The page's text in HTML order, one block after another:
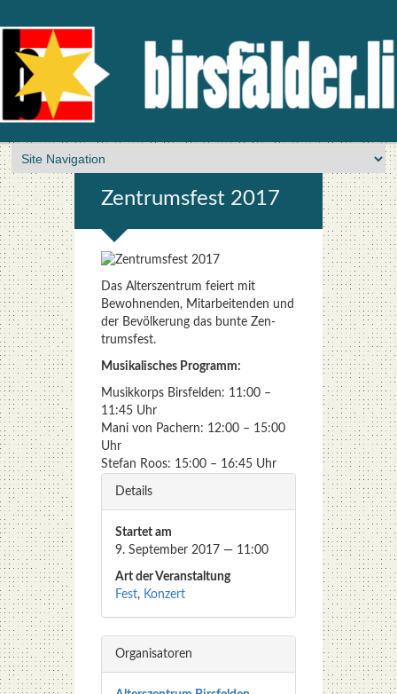
Zen­trums­fest 2017
Das Alters­zen­trum fei­ert mit
Bewoh­nen­den, Mit­ar­bei­ten­den und
der Bevöl­ke­rung das bun­te Zen­
trums­fest.
Musi­ka­li­sches Pro­gramm:
Musik­korps Birs­fel­den: 11:00 –
11:45 Uhr
Mani von Pachern: 12:00 – 15:00
Uhr
Ste­fan Roos: 15:00 – 16:45 Uhr
Details
Star­tet am
9. Sep­tem­ber 2017 — 11:00
Art der Ver­an­stal­tung
Fest, Kon­zert
Orga­ni­sa­to­ren